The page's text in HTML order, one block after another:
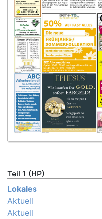
Teil 1 (HP)
Lokales
Aktuell
Aktuell